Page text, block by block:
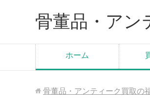
骨董品・アン
ホーム
骨董品・アンティーク買取の